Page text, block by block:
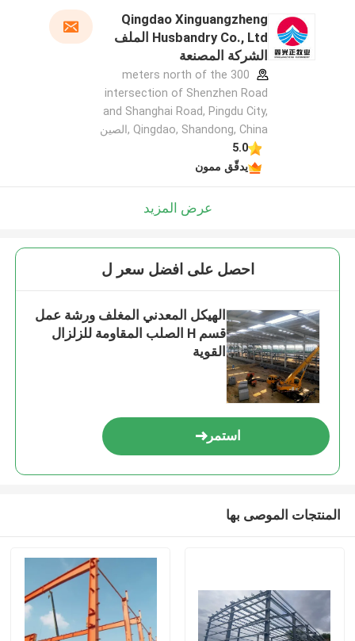
Qingdao Xinguangzheng
Husbandry Co., Ltd الملف
الشركة المصنعة
300 meters north of the
intersection of Shenzhen Road
and Shanghai Road, Pingdu City,
Qingdao, Shandong, China ,الصين
5.0
يدقّق ممون
عرض المزيد
احصل على افضل سعر ل
الهيكل المعدني المغلف ورشة عمل
قسم H الصلب المقاومة للزلزال
القوية
استمر
المنتجات الموصى بها